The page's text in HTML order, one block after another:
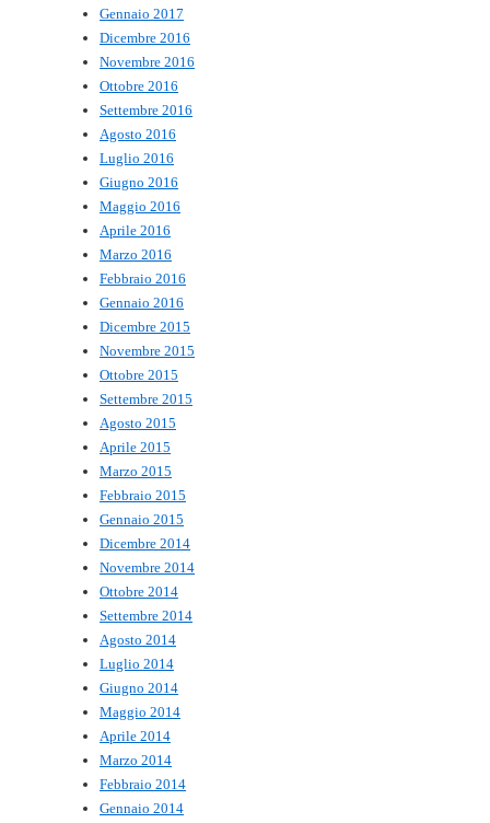
Gennaio 2017
Dicembre 2016
Novembre 2016
Ottobre 2016
Settembre 2016
Agosto 2016
Luglio 2016
Giugno 2016
Maggio 2016
Aprile 2016
Marzo 2016
Febbraio 2016
Gennaio 2016
Dicembre 2015
Novembre 2015
Ottobre 2015
Settembre 2015
Agosto 2015
Aprile 2015
Marzo 2015
Febbraio 2015
Gennaio 2015
Dicembre 2014
Novembre 2014
Ottobre 2014
Settembre 2014
Agosto 2014
Luglio 2014
Giugno 2014
Maggio 2014
Aprile 2014
Marzo 2014
Febbraio 2014
Gennaio 2014